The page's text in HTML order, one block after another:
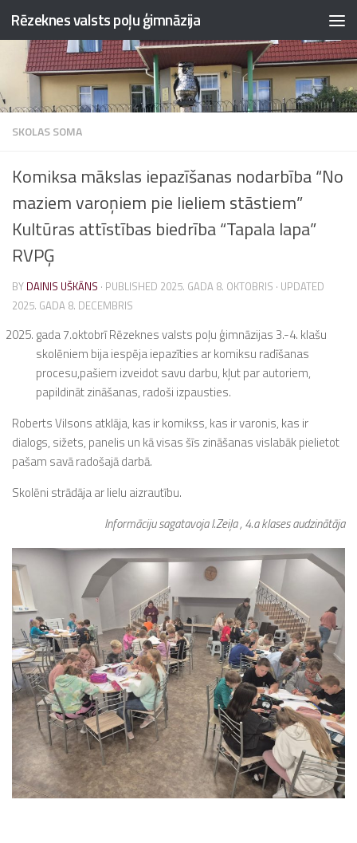
Skip to content
Rēzeknes valsts poļu ģimnāzija
SKOLAS SOMA
Komiksa mākslas iepazīšanas nodarbība “No
maziem varoņiem pie lieliem stāstiem”
Kultūras attīstības biedrība “Tapala lapa”
RVPĢ
BY DAINIS UŠKĀNS · PUBLISHED 2025. GADA 8. OKTOBRIS · UPDATED
2025. GADA 8. DECEMBRIS
gada 7.oktobrī Rēzeknes valsts poļu ģimnāzijas 3.-4. klašu
skolēniem bija iespēja iepazīties ar komiksu radīšanas
procesu,pašiem izveidot savu darbu, kļut par autoriem,
papildināt zināšanas, radoši izpausties.
Roberts Vilsons atklāja, kas ir komikss, kas ir varonis, kas ir
dialogs, sižets, panelis un kā visas šīs zināšanas vislabāk pielietot
pašam savā radošajā darbā.
Skolēni strādāja ar lielu aizrautību.
Informāciju sagatavoja I.Zeiļa , 4.a klases audzinātāja